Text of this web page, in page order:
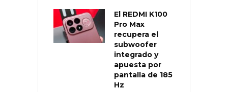
El REDMI K100
Pro Max
recupera el
subwoofer
integrado y
apuesta por
pantalla de 185
Hz